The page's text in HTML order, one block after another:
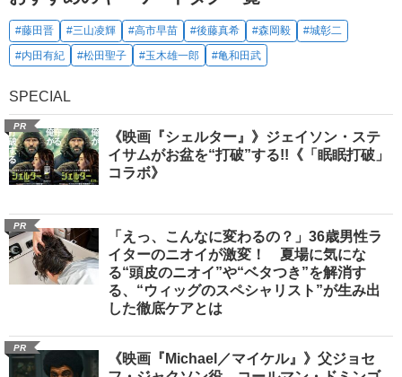
#藤田晋 #三山凌輝 #高市早苗 #後藤真希 #森岡毅
#城彰二
#内田有紀
#松田聖子 #玉木雄一郎 #亀和田武
SPECIAL
PR
《映画『シェルター』》ジェイソン・ステ
イサムがお盆を“打破”する!!《「眠眠打破」
コラボ》
PR
「えっ、こんなに変わるの？」36歳男性ラ
イターのニオイが激変！ 夏場に気にな
る“頭皮のニオイ”や“ベタつき”を解消す
る、“ウィッグのスペシャリスト”が生み出
した徹底ケアとは
PR
《映画『Michael／マイケル』》父ジョセ